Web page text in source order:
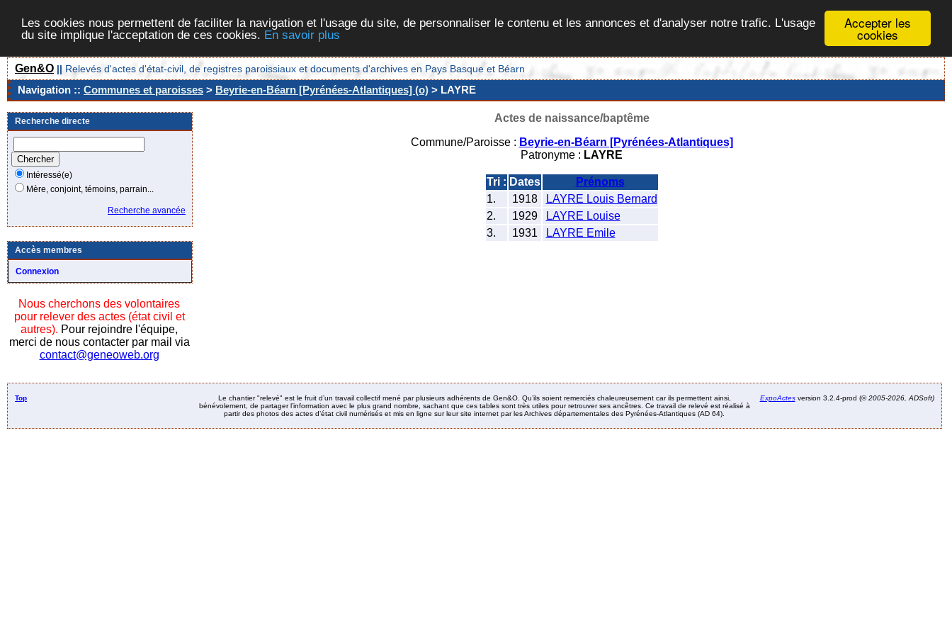
Accepter les
cookies
Les cookies nous permettent de faciliter la navigation et l'usage du site, de personnaliser le contenu et les annonces et d'analyser notre trafic. L'usage
du site implique l'acceptation de ces cookies. En savoir plus
Gen&O || Relevés d'actes d'état-civil, de registres paroissiaux et documents d'archives en Pays Basque et Béarn
Navigation :: Communes et paroisses > Beyrie-en-Béarn [Pyrénées-Atlantiques] (o) > LAYRE
Recherche directe
Intéressé(e)
Mère, conjoint, témoins, parrain...
Recherche avancée
Accès membres
Connexion
Nous cherchons des volontaires
pour relever des actes (état civil et
autres). Pour rejoindre l'équipe,
merci de nous contacter par mail via
contact@geneoweb.org
Actes de naissance/baptême
Commune/Paroisse : Beyrie-en-Béarn [Pyrénées-Atlantiques]
Patronyme : LAYRE
Tri : Dates
Prénoms
1.
1918
LAYRE Louis Bernard
2.
1929
LAYRE Louise
3.
1931 LAYRE Emile
Top
Le chantier "relevé" est le fruit d’un travail collectif mené par plusieurs adhérents de Gen&O. Qu’ils soient remerciés chaleureusement car ils permettent ainsi,
bénévolement, de partager l’information avec le plus grand nombre, sachant que ces tables sont très utiles pour retrouver ses ancêtres. Ce travail de relevé est réalisé à
partir des photos des actes d’état civil numérisés et mis en ligne sur leur site internet par les Archives départementales des Pyrénées-Atlantiques (AD 64).
ExpoActesversion 3.2.4-prod (©2005-2026, ADSoft)